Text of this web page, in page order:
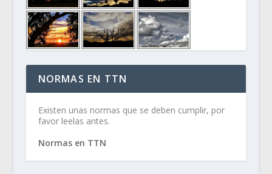
NORMAS EN TTN
Existen unas normas que se deben cumplir, por
favor leelas antes.
Normas en TTN